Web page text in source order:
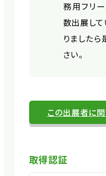
務用フリ
数出展して
りました
さい。
この出展者に
取得認証